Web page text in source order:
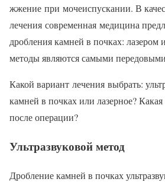
жжение при мочеиспускании. В
лечения современная медицина
дробления камней в почках: лазером
методы являются самыми
Какой вариант лечения выбрать:
камней в почках или лазерное?
после операции?
Ультразвуковой метод
Дробление камней в почках